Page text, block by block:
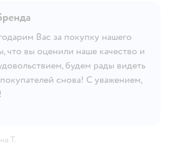
Вас за покупку нашего
что вы оценили наше качество и
будем рады видеть
снова! С уважением,
Т.